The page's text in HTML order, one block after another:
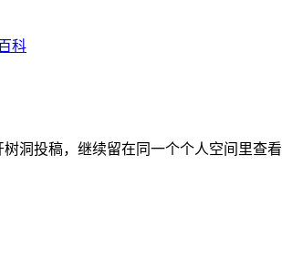
科
洞投稿，继续留在同一个个人空间里查看